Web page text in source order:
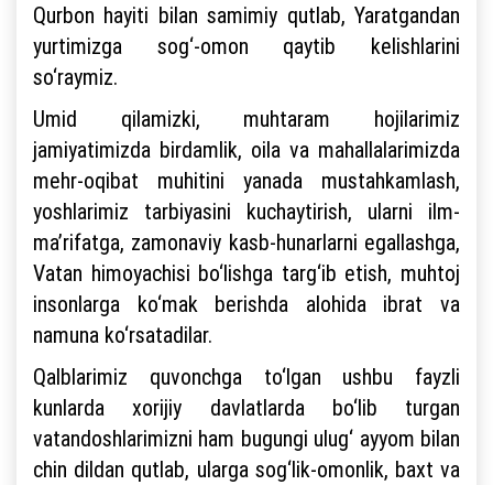
Qurbon hayiti bilan samimiy qutlab, Yaratgandan
yurtimizga sog‘-omon qaytib kelishlarini
so‘raymiz.
Umid qilamizki, muhtaram hojilarimiz
jamiyatimizda birdamlik, oila va mahallalarimizda
mehr-oqibat muhitini yanada mustahkamlash,
yoshlarimiz tarbiyasini kuchaytirish, ularni ilm-
ma’rifatga, zamonaviy kasb-hunarlarni egallashga,
Vatan himoyachisi bo‘lishga targ‘ib etish, muhtoj
insonlarga ko‘mak berishda alohida ibrat va
namuna ko‘rsatadilar.
Qalblarimiz quvonchga to‘lgan ushbu fayzli
kunlarda xorijiy davlatlarda bo‘lib turgan
vatandoshlarimizni ham bugungi ulug‘ ayyom bilan
chin dildan qutlab, ularga sog‘lik-omonlik, baxt va